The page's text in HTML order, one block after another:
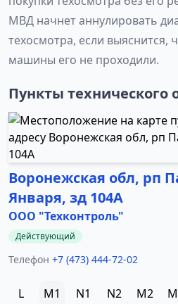
МВД начнет аннулировать
техосмотра, если выяснится,
машины его не проходили.
Пункты технического
Воронежская обл, рп
Января, зд 104А
ООО "Техконтроль"
Действующий
Телефон +7 (473) 444-72-02
L M1 N1 N2 M2